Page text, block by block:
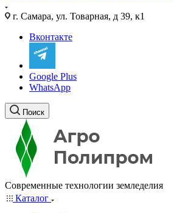
г. Самара, ул. Товарная, д 39, к1
Вконтакте
Google Plus
WhatsApp
Поиск
Современные технологии земледелия
Каталог